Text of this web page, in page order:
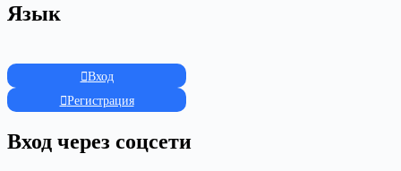
Язык
Вход
Регистрация
Вход через соцсети